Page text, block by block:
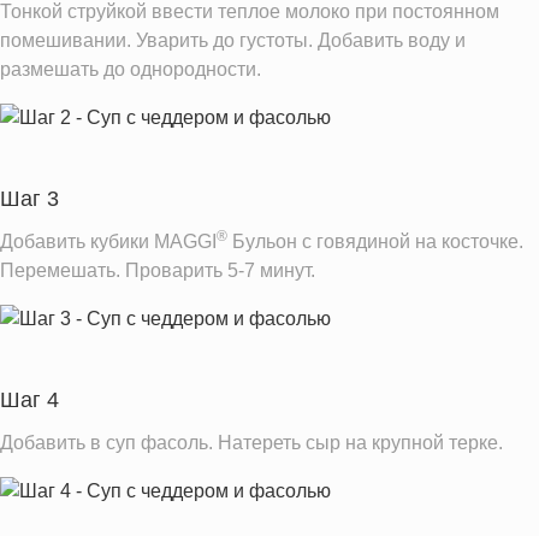
Тонкой струйкой ввести теплое молоко при постоянном
помешивании. Уварить до густоты. Добавить воду и
размешать до однородности.
Шаг 3
Добавить кубики MAGGI ® Бульон с говядиной на косточке.
Перемешать. Проварить 5-7 минут.
Шаг 4
Добавить в суп фасоль. Натереть сыр на крупной терке.